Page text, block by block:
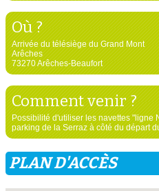
Où ?
Arrivée du télésiège du Grand Mont
Arêches
73270 Arêches-Beaufort
Comment venir ?
Possibilité d'utiliser les navettes "ligne
parking de la Serraz à côté du départ
PLAN D'ACCÈS